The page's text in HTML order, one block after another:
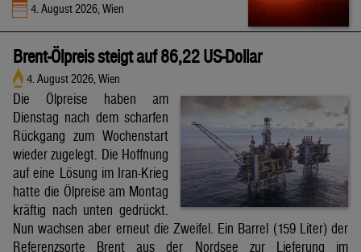
4. August 2026, Wien
Brent-Ölpreis steigt auf 86,22 US-Dollar
4. August 2026, Wien
Die Ölpreise haben am
Dienstag nach dem scharfen
Rückgang zum Wochenstart
wieder zugelegt. Die Hoffnung
auf eine Lösung im Iran-Krieg
hatte die Ölpreise am Montag
kräftig nach unten gedrückt.
Nun wachsen aber erneut die Zweifel. Ein Barrel (159 Liter) der
Referenzsorte Brent aus der Nordsee zur Lieferung im